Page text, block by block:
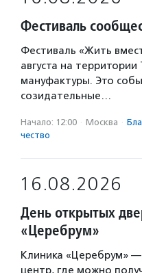
Фестиваль
Фестиваль «Жить
августа на
мануфактуры. Это
созидательные…
Начало: 12:00 · Москва ·
чест­во
16.08.2026
День открытых
«Церебрум»
Клиника «Церебрум»
центр, где можно